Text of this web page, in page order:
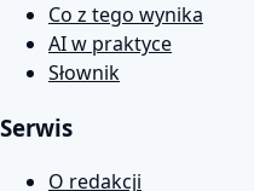
Co z tego wynika
AI w praktyce
Słownik
Serwis
O redakcji